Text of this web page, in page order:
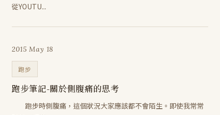
從YOUTU...
2015 May 18
跑步
跑步筆記-關於側腹痛的思考
跑步時側腹痛，這個狀況大家應該都不會陌生。即使我常常